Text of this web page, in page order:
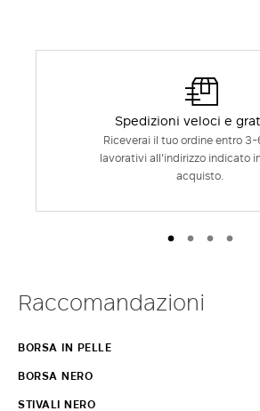
Spedizioni veloci e
Riceverai il tuo ordine entro
lavorativi all'indirizzo indicato
acquisto.
Raccomandazioni
BORSA IN PELLE
BORSA NERO
STIVALI NERO